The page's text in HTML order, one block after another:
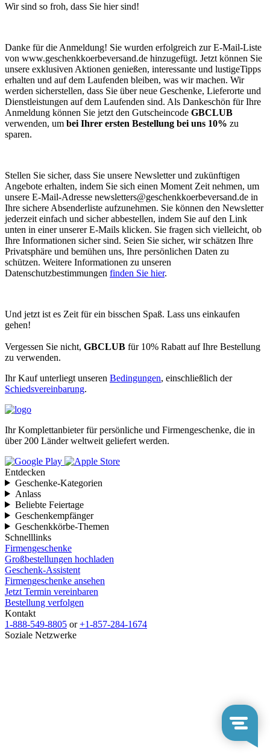
Wir sind so froh, dass Sie hier sind!
Danke für die Anmeldung! Sie wurden erfolgreich zur E-Mail-Liste
von www.geschenkkoerbeversand.de hinzugefügt. Jetzt können Sie
unsere exklusiven Aktionen genießen, interessante und lustigeTipps
erhalten und auf dem Laufenden bleiben, was wir machen. Wir
werden sicherstellen, dass Sie über neue Geschenke, Lieferorte und
Dienstleistungen auf dem Laufenden sind. Als Dankeschön für Ihre
Anmeldung können Sie jetzt den Gutscheincode GBCLUB
verwenden, um bei Ihrer ersten Bestellung bei uns 10% zu
sparen.
Stellen Sie sicher, dass Sie unsere Newsletter und zukünftigen
Angebote erhalten, indem Sie sich einen Moment Zeit nehmen, um
unsere E-Mail-Adresse newsletters@geschenkkoerbeversand.de in
Ihre sichere Absenderliste aufzunehmen. Sie können den Newsletter
jederzeit einfach und sicher abbestellen, indem Sie auf den Link
unten in einer unserer E-Mails klicken. Sie fragen sich vielleicht, ob
Ihre Informationen sicher sind. Seien Sie sicher, wir schätzen Ihre
Privatsphäre und bemühen uns, Ihre persönlichen Daten zu
schützen. Weitere Informationen zu unseren
Datenschutzbestimmungen finden Sie hier.
Und jetzt ist es Zeit für ein bisschen Spaß. Lass uns einkaufen
gehen!
Vergessen Sie nicht, GBCLUB für 10% Rabatt auf Ihre Bestellung
zu verwenden.
Ihr Kauf unterliegt unseren Bedingungen, einschließlich der
Schiedsvereinbarung.
Ihr Komplettanbieter für persönliche und Firmengeschenke, die in
über 200 Länder weltweit geliefert werden.
Entdecken
Geschenke-Kategorien
Anlass
Beliebte Feiertage
Geschenkempfänger
Geschenkkörbe-Themen
Schnelllinks
Firmengeschenke
Großbestellungen hochladen
Geschenk-Assistent
Firmengeschenke ansehen
Jetzt Termin vereinbaren
Bestellung verfolgen
Kontakt
1-888-549-8805 or+1-857-284-1674
Soziale Netzwerke